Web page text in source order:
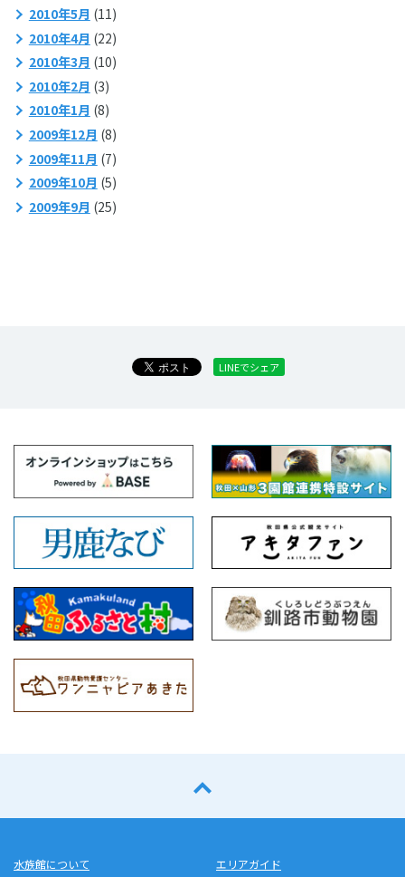
2010年5月 (11)
2010年4月 (22)
2010年3月 (10)
2010年2月 (3)
2010年1月 (8)
2009年12月 (8)
2009年11月 (7)
2009年10月 (5)
2009年9月 (25)
LINEでシェア
水族館について
エリアガイド